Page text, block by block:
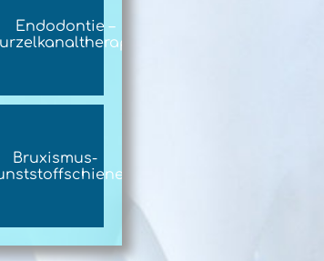
Endodontie –
Bruxismus-